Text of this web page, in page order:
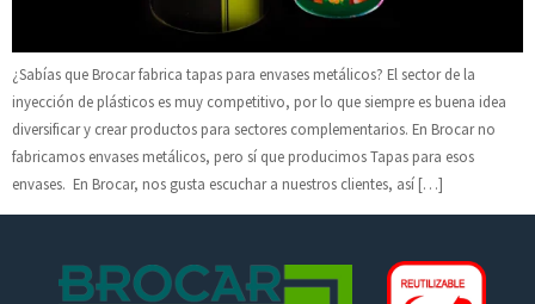
¿Sabías que Brocar fabrica tapas para envases metálicos? El sector de la
inyección de plásticos es muy competitivo, por lo que siempre es buena idea
diversificar y crear productos para sectores complementarios. En Brocar no
fabricamos envases metálicos, pero sí que producimos Tapas para esos
envases. En Brocar, nos gusta escuchar a nuestros clientes, así […]